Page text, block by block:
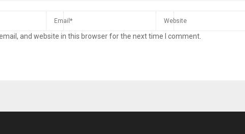
and website in this browser for the next time I comment.